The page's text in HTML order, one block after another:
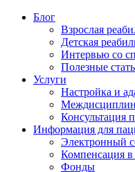
Блог
Взрослая
Детская
Интервью со
Полезные
Услуги
Настройка и
Консультация
Информация для
Электронный
Компенсация
Фонды